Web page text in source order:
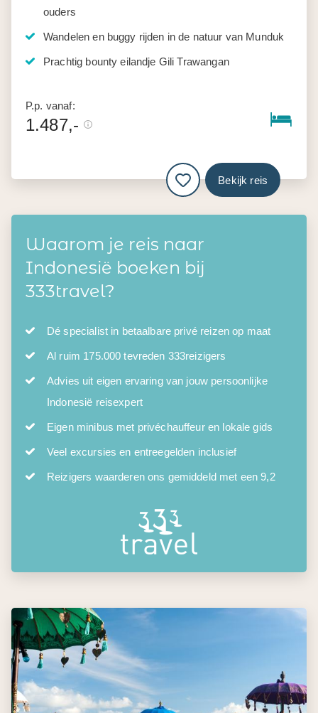
ouders
Wandelen en buggy rijden in de natuur van Munduk
Prachtig bounty eilandje Gili Trawangan
P.p. vanaf:
1.487,-
Bekijk reis
Waarom je reis naar
Indonesië boeken bij
333travel?
Dé specialist in betaalbare privé reizen op maat
Al ruim 175.000 tevreden 333reizigers
Advies uit eigen ervaring van jouw persoonlijke
Indonesië reisexpert
Eigen minibus met privéchauffeur en lokale gids
Veel excursies en entreegelden inclusief
Reizigers waarderen ons gemiddeld met een 9,2